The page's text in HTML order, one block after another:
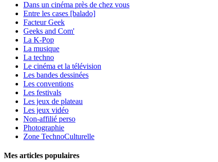
Dans un cinéma près de chez vous
Entre les cases [balado]
Facteur Geek
Geeks and Com'
La K-Pop
La musique
La techno
Le cinéma et la télévision
Les bandes dessinées
Les conventions
Les festivals
Les jeux de plateau
Les jeux vidéo
Non-affilié perso
Photographie
Zone TechnoCulturelle
Mes articles populaires